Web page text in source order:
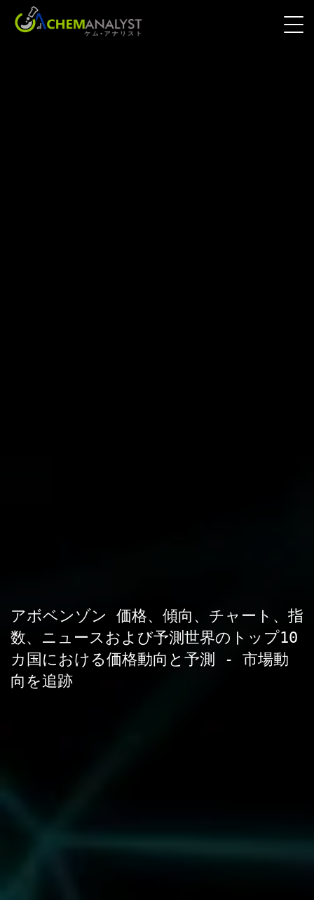
アボベンゾン 価格、傾向、チャート、指
数、ニュースおよび予測世界のトップ10
カ国における価格動向と予測 - 市場動
向を追跡